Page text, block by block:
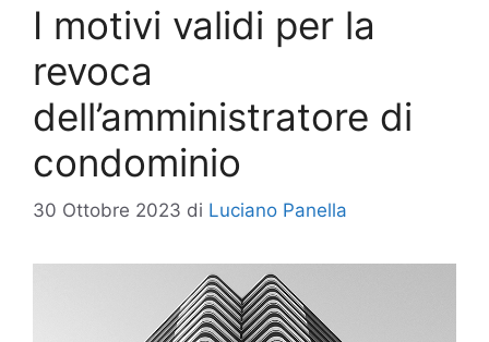
I motivi validi per la
revoca
dell’amministratore di
condominio
30 Ottobre 2023 di Luciano Panella